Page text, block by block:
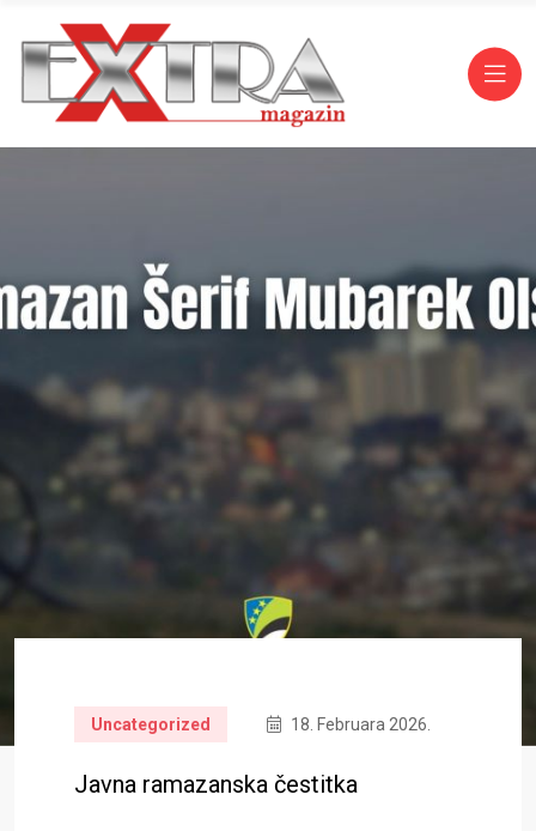
Uncategorized 18. Februara 2026.
Javna ramazanska čestitka